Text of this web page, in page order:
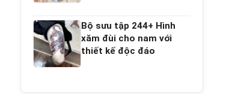
Bộ sưu tập 244+ Hình
xăm đùi cho nam với
thiết kế độc đáo